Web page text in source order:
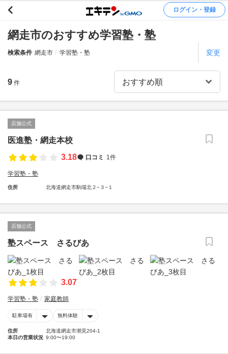
ログイン・登録
網走市のおすすめ学習塾・塾
検索条件 網走市 学習塾・塾 変更
9 件
店舗公式
医進塾・網走本校
3.18
口コミ 1件
学習塾・塾
住所 北海道網走市駒場北２−３−１
店舗公式
塾スペース さるびあ
3.07
学習塾・塾 家庭教師
駐車場有 無料体験
住所
北海道網走市潮見204-1
本日の営業状況 9:00〜19:00